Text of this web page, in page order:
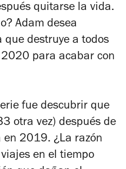
quitarse la vida.
Adam desea
destruye a todos
para acabar con
fue descubrir que
otra vez) después de
en 2019. ¿La razón
en el tiempo